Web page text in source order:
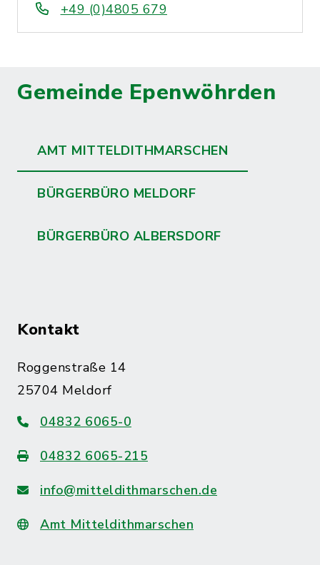
+49 (0)4805 679
Gemeinde Epenwöhrden
AMT MITTELDITHMARSCHEN
BÜRGERBÜRO MELDORF
BÜRGERBÜRO ALBERSDORF
Kontakt
Roggenstraße 14
25704 Meldorf
04832 6065-0
04832 6065-215
info@mitteldithmarschen.de
Amt Mitteldithmarschen